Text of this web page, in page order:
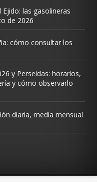
las gasolineras
de 2026
cómo consultar los
y Perseidas: horarios,
y cómo observarlo
diaria, media mensual